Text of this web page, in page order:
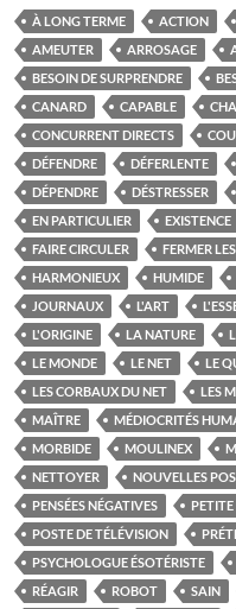
À LONG TERME ACTION
AMEUTER
ARROSAGE
BESOIN DE SURPRENDRE
CANARD
CAPABLE
CONCURRENT DIRECTS
DÉFENDRE
DÉFERLENTE
DÉPENDRE
DÉSTRESSER
EN PARTICULIER
EXISTENCE
FAIRE CIRCULER
FERMER
HARMONIEUX
HUMIDE
JOURNAUX
L'ART
L'ORIGINE
LA NATURE
LE MONDE
LE NET LE
LES CORBAUX DU NET
LES
MAÎTRE
MÉDIOCRITÉS
MORBIDE
MOULINEX
NETTOYER
NOUVELLES
PENSÉES NÉGATIVES
POSTE DE TÉLÉVISION
PSYCHOLOGUE ÉSOTÉRISTE
RÉAGIR
ROBOT SAIN